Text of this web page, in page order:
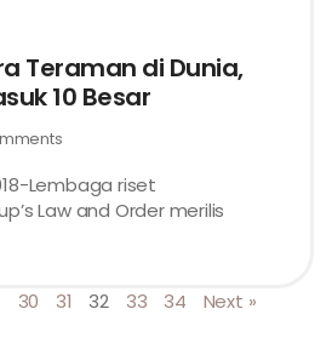
Teraman di Dunia,
10 Besar
Lembaga riset
Law and Order merilis
30 31 32 33 34 Next »